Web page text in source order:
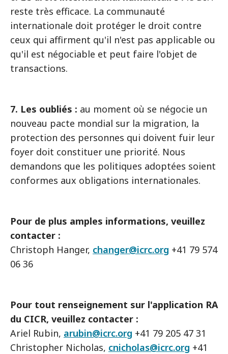
reste très efficace. La communauté
internationale doit protéger le droit contre
ceux qui affirment qu'il n'est pas applicable ou
qu'il est négociable et peut faire l'objet de
transactions.
7. Les oubliés : au moment où se négocie un
nouveau pacte mondial sur la migration, la
protection des personnes qui doivent fuir leur
foyer doit constituer une priorité. Nous
demandons que les politiques adoptées soient
conformes aux obligations internationales.
Pour de plus amples informations, veuillez
contacter :
Christoph Hanger, changer@icrc.org +41 79 574
06 36
Pour tout renseignement sur l'application RA
du CICR, veuillez contacter :
Ariel Rubin, arubin@icrc.org +41 79 205 47 31
Christopher Nicholas, cnicholas@icrc.org +41